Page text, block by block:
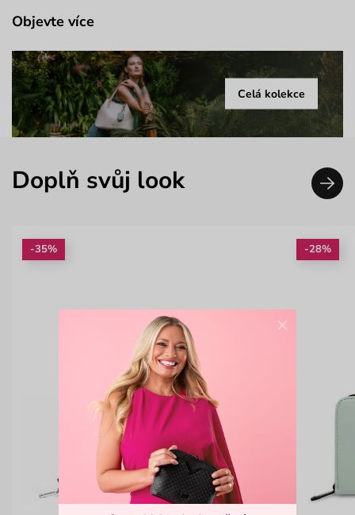
Objevte více
Celá kolekce
Doplň svůj look
-35% -28%
×